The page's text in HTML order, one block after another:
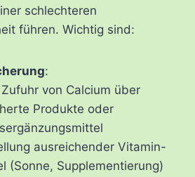
schlechteren
führen. Wichtig sind:
:
von Calcium über
Produkte oder
ausreichender Vitamin-
(Sonne, Supplementierung)